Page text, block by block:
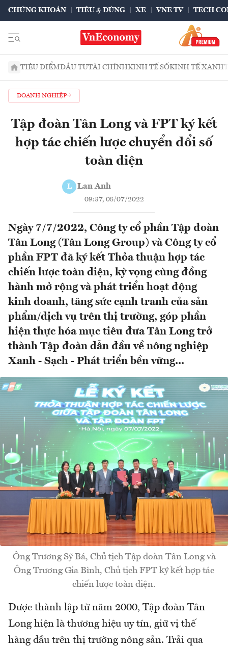
CHỨNG KHOÁN TIÊU & DÙNG XE VNE TV TECH
TIÊU ĐIỂMĐẦU TƯTÀI CHÍNHKINH TẾ SỐKINH TẾ XANH
DOANH NGHIỆP
Tập đoàn Tân Long và FPT ký kết
hợp tác chiến lược chuyển đổi số
toàn diện
L Lan Anh
09:37, 08/07/2022
Ngày 7/7/2022, Công ty cổ phần Tập đoàn
Tân Long (Tân Long Group) và Công ty cổ
phần FPT đã ký kết Thỏa thuận hợp tác
chiến lược toàn diện, kỳ vọng cùng đồng
hành mở rộng và phát triển hoạt động
kinh doanh, tăng sức cạnh tranh của sản
phẩm/dịch vụ trên thị trường, góp phần
hiện thực hóa mục tiêu đưa Tân Long trở
thành Tập đoàn dẫn đầu về nông nghiệp
Xanh - Sạch - Phát triển bền vững...
Ông Trương Sỹ Bá, Chủ tịch Tập đoàn Tân Long và
Ông Trương Gia Bình, Chủ tịch FPT ký kết hợp tác
chiến lược toàn diện.
Được thành lập từ năm 2000, Tập đoàn Tân
Long hiện là thương hiệu uy tín, giữ vị thế
hàng đầu trên thị trường nông sản. Trải qua